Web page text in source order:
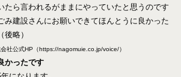
たら言われるがままにやっていたと思うのです
み建設さんにお願いできてほんとうに良かった
略）
社公式HP（https://nagomuie.co.jp/voice/）
かったです